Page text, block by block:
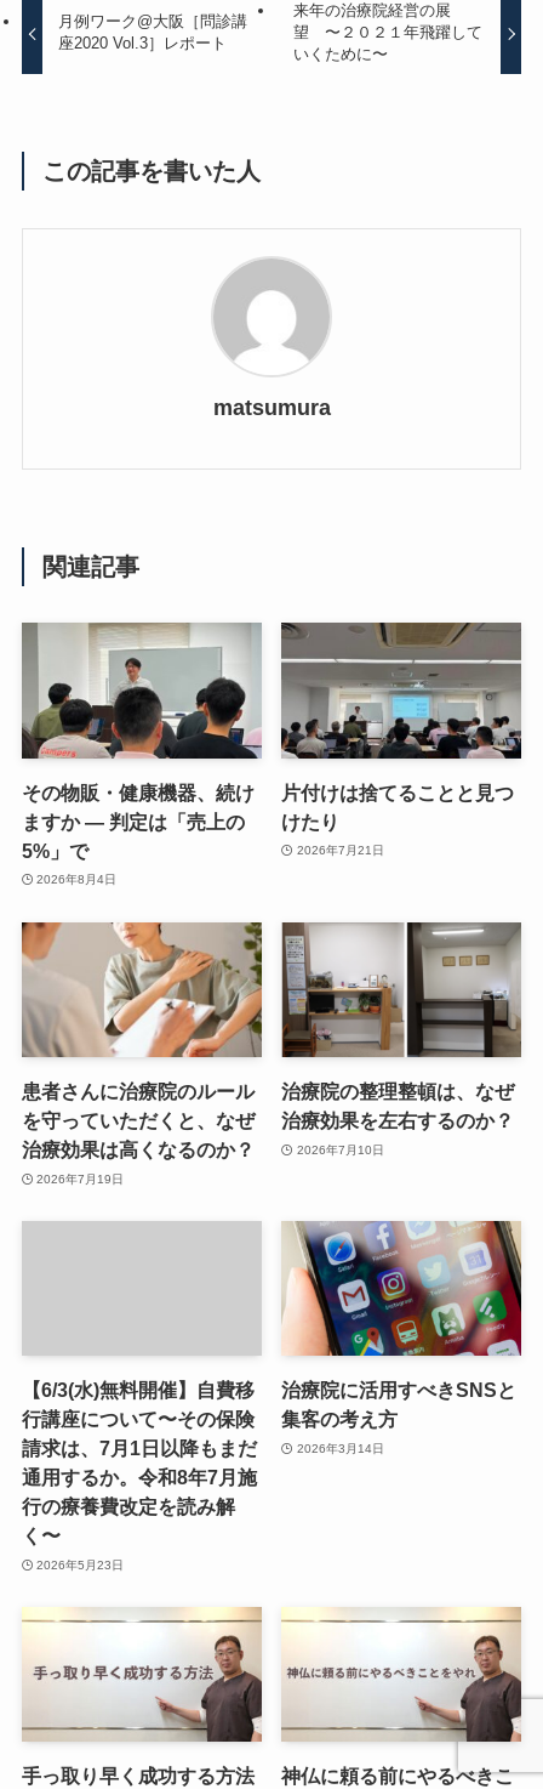
月例ワーク@大阪［問診講
座2020 Vol.3］レポート
来年の治療院経営の展
望 〜２０２１年飛躍して
いくために〜
この記事を書いた人
matsumura
関連記事
その物販・健康機器、続け
ますか — 判定は「売上の
5%」で
2026年8月4日
片付けは捨てることと見つ
けたり
2026年7月21日
患者さんに治療院のルール
を守っていただくと、なぜ
治療効果は高くなるのか？
2026年7月19日
治療院の整理整頓は、なぜ
治療効果を左右するのか？
2026年7月10日
【6/3(水)無料開催】自費移
行講座について〜その保険
請求は、7月1日以降もまだ
通用するか。令和8年7月施
行の療養費改定を読み解
く〜
2026年5月23日
治療院に活用すべきSNSと
集客の考え方
2026年3月14日
手っ取り早く成功する方法 神仏に頼る前にやるべきこ